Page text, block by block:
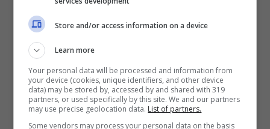
Instagram Jasmine Carrisi – blueshouse.it
Negli ultimi vent’anni abbiamo visto crescere
i figli di Al Bano sui social, in modo particolare
Store and/or access information on a device
Learn more
Your personal data will be processed and information from
your device (cookies, unique identifiers, and other device
data) may be stored by, accessed by and shared with 319
partners, or used specifically by this site. We and our partners
may use precise geolocation data. List of partners.
Some vendors may process your personal data on the basis